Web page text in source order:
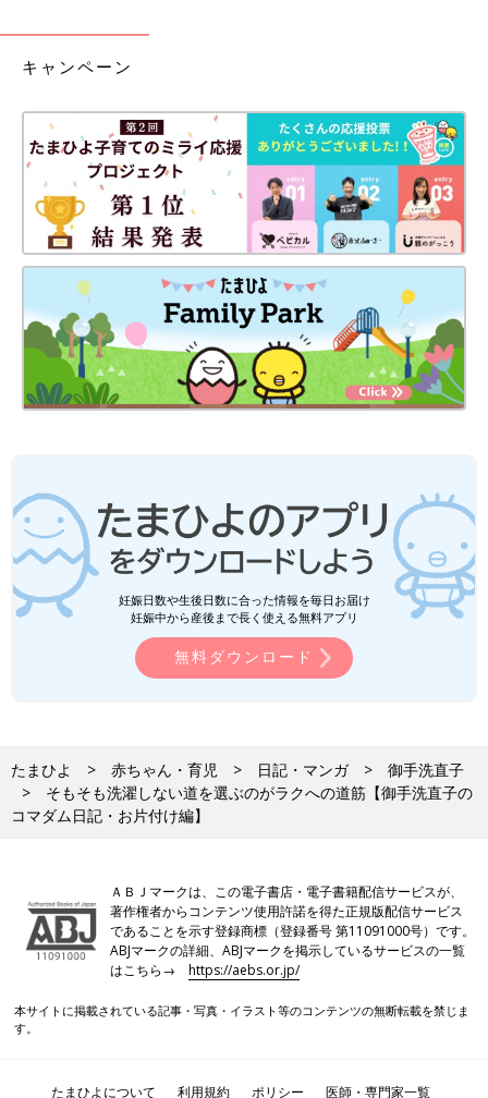
キャンペーン
妊娠日数や生後日数に合った情報を毎日お届け
妊娠中から産後まで長く使える無料アプリ
無料ダウンロード
たまひよ 赤ちゃん・育児 日記・マンガ
御手洗直子
そもそも洗濯しない道を選ぶのがラクへの道筋【御手洗直子の
コマダム日記・お片付け編】
ＡＢＪマークは、この電子書店・電子書籍配信サービスが、
著作権者からコンテンツ使用許諾を得た正規版配信サービス
であることを示す登録商標（登録番号 第11091000号）です。
ABJマークの詳細、ABJマークを掲示しているサービスの一覧
はこちら→https://aebs.or.jp/
本サイトに掲載されている記事・写真・イラスト等のコンテンツの無断転載を禁じま
す。
たまひよについて 利用規約 ポリシー 医師・専門家一覧